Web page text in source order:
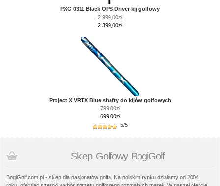
PXG 0311 Black OPS Driver kij golfowy
2 999,00zł
2 399,00zł
Project X VRTX Blue shafty do kijów golfowych
799,00zł
699,00zł
5/5
Sklep Golfowy BogiGolf
BogiGolf.com.pl - sklep dla pasjonatów golfa. Na polskim rynku działamy od 2004